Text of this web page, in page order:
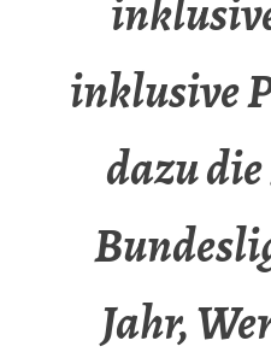
inklusive
dazu
Jahr,